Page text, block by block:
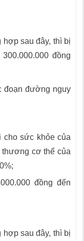
hợp sau đây, thì bị
đồng
đoạn đường nguy
cho sức khỏe của
cơ thể của
đồng đến
hợp sau đây, thì bị